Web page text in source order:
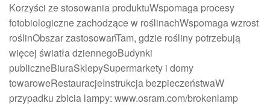
Korzyści ze stosowania produktuWspomaga procesy
fotobiologiczne zachodzące w roślinachWspomaga wzrost
roślinObszar zastosowańTam, gdzie rośliny potrzebują
więcej światła dziennegoBudynki
publiczneBiuraSklepySupermarkety i domy
towaroweRestauracjeInstrukcja bezpieczeństwaW
przypadku zbicia lampy: www.osram.com/brokenlamp